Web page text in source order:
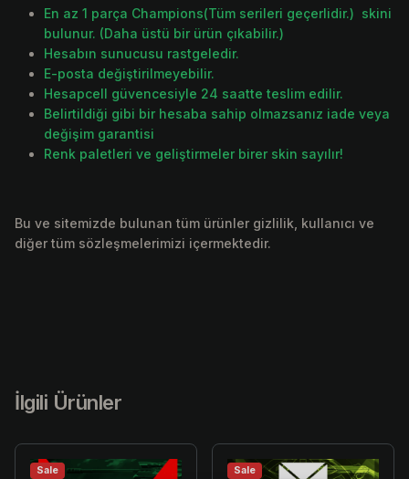
En az 1 parça Champions(Tüm serileri geçerlidir.) skini
bulunur. (Daha üstü bir ürün çıkabilir.)
Hesabın sunucusu rastgeledir.
E-posta değiştirilmeyebilir.
Hesapcell güvencesiyle 24 saatte teslim edilir.
Belirtildiği gibi bir hesaba sahip olmazsanız iade veya
değişim garantisi
Renk paletleri ve geliştirmeler birer skin sayılır!
Bu ve sitemizde bulunan tüm ürünler gizlilik, kullanıcı ve
diğer tüm sözleşmelerimizi içermektedir.
İlgili Ürünler
Sale Sale